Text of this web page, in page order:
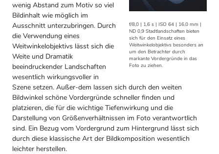
f/8,0 | 1,6 s | ISO 64 | 16,0 mm |
ND 0,9 Stadtlandschaften bieten
sich für den Einsatz eines
Weitwinkelobjektivs besonders an
um den Betrachter durch
markante Vordergründe in das
Foto zu ziehen.
wenig Abstand zum Motiv so viel
Bildinhalt wie möglich im
Ausschnitt unterzubringen. Durch
die Verwendung eines
Weitwinkelobjektivs lässt sich die
Weite und Dramatik
beeindruckender Landschaften
wesentlich wirkungsvoller in
Szene setzen. Außer-dem lassen sich durch den weiten
Bildwinkel schöne Vordergründe schneller finden und
platzieren, die für die wichtige Tiefenwirkung und die
Darstellung von Größenverhältnissen im Foto verantwortlich
sind. Ein Bezug vom Vordergrund zum Hintergrund lässt sich
durch diese klassische Art der Bildkomposition wesentlich
leichter herstellen.